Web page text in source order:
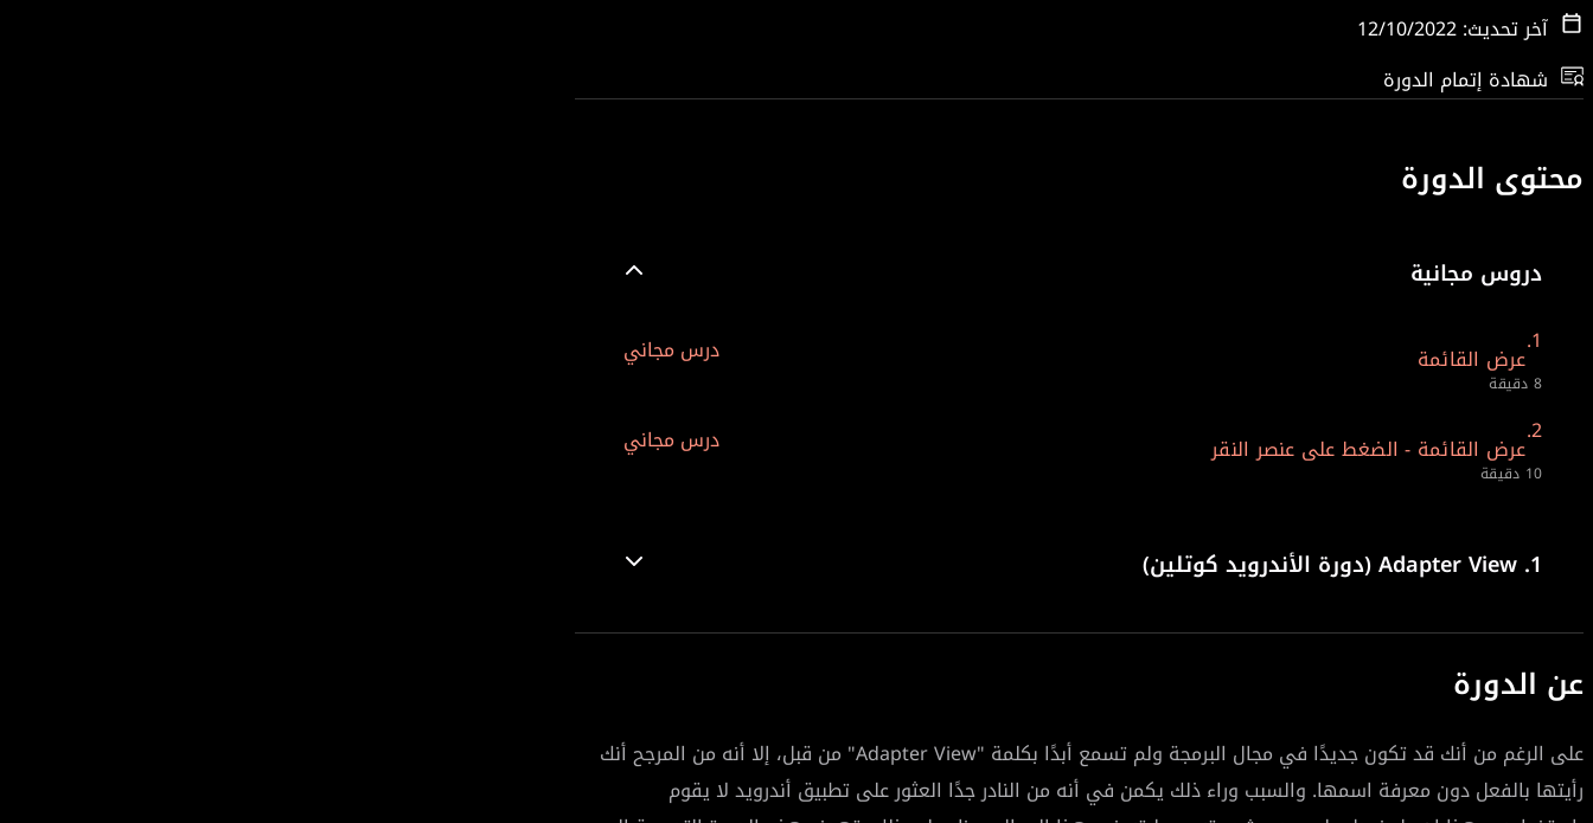
آخر تحديث: 12/10/2022
شهادة إتمام الدورة
محتوى الدورة
دروس مجانية
1.
عرض القائمة درس مجاني
8 دقيقة
2.
عرض القائمة - الضغط على عنصر النقر درس مجاني
10 دقيقة
1. Adapter View (دورة الأندرويد كوتلين)
عن الدورة
على الرغم من أنك قد تكون جديدًا في مجال البرمجة ولم تسمع أبدًا بكلمة "Adapter View" من قبل، إلا أنه من المرجح أنك
رأيتها بالفعل دون معرفة اسمها. والسبب وراء ذلك يكمن في أنه من النادر جدًا العثور على تطبيق أندرويد لا يقوم